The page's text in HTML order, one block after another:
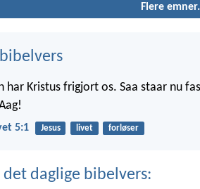
Flere
har Kristus frigjort os. Saa staar nu
5:1 Jesus livet forløser
daglige bibelvers: